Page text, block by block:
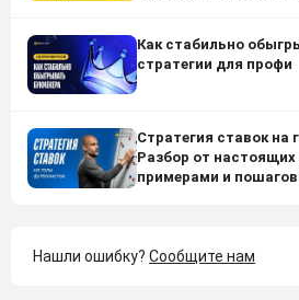
Как стабильно
стратегии для профи
Стратегия ставок на
Разбор от настоящих
примерами и
Нашли ошибку? Сообщите нам